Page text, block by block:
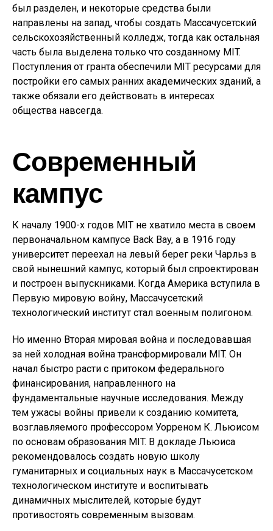
был разделен, и некоторые средства были
направлены на запад, чтобы создать Массачусетский
сельскохозяйственный колледж, ⁠тогда как остальная
часть была выделена только что созданному MIT.
Поступления от гранта обеспечили MIT ресурсами для
постройки его самых ранних академических зданий, а
также обязали его действовать в интересах
общества навсегда.
Современный
кампус
К началу 1900-х годов MIT не хватило места в своем
первоначальном кампусе Back Bay, а в 1916 году
университет переехал на левый берег реки Чарльз в
свой нынешний кампус, который был спроектирован
и построен выпускниками. Когда Америка вступила в
Первую мировую войну, Массачусетский
технологический институт стал военным полигоном.
Но именно Вторая мировая война и последовавшая
за ней холодная война трансформировали MIT. Он
начал быстро расти с притоком федерального
финансирования, направленного на
фундаментальные научные исследования. Между
тем ужасы войны привели к созданию комитета,
возглавляемого профессором Уорреном К. Льюисом
по основам образования MIT. В докладе Льюиса
рекомендовалось создать новую школу
гуманитарных и социальных наук в Массачусетском
технологическом институте и воспитывать
динамичных мыслителей, которые будут
противостоять современным вызовам.